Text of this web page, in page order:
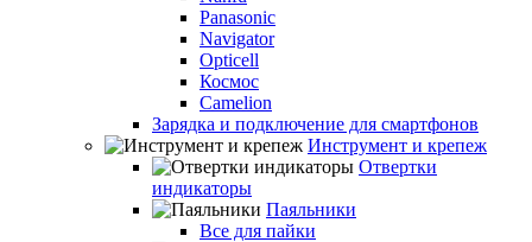
Panasonic
Navigator
Opticell
Космос
Camelion
Зарядка и подключение для смартфонов
Инструмент и крепеж
Отвертки
индикаторы
Паяльники
Все для пайки